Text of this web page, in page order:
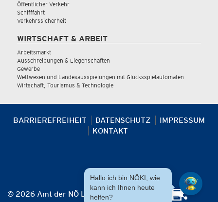
Öffentlicher Verkehr
Schifffahrt
Verkehrssicherheit
WIRTSCHAFT & ARBEIT
Arbeitsmarkt
Ausschreibungen & Liegenschaften
Gewerbe
Wettwesen und Landesausspielungen mit Glücksspielautomaten
Wirtschaft, Tourismus & Technologie
BARRIEREFREIHEIT DATENSCHUTZ
IMPRESSUM
KONTAKT
© 2026 Amt der NÖ Landesregierung
Hallo ich bin NÖKI, wie
kann ich Ihnen heute
helfen?